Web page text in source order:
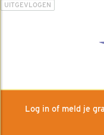
UITGEVLOGEN
Log in of meld je